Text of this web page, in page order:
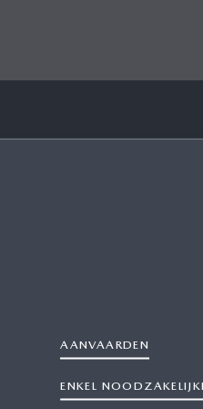
ENKEL
AANVAARDEN